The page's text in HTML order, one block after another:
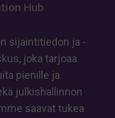
Hub
sijaintitiedon ja -
joka tarjoaa
pienille ja
julkishallinnon
saavat tukea